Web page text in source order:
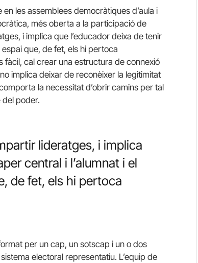
les assemblees democràtiques d’aula i
més oberta a la participació de
i implica que l’educador deixa de tenir
que, de fet, els hi pertoca
fàcil, cal crear una estructura de connexió
implica deixar de reconèixer la legitimitat
la necessitat d’obrir camins per tal
del poder.
lideratges, i implica
central i l’alumnat i el
de fet, els hi pertoca
per un cap, un sotscap i un o dos
electoral representatiu. L’equip de